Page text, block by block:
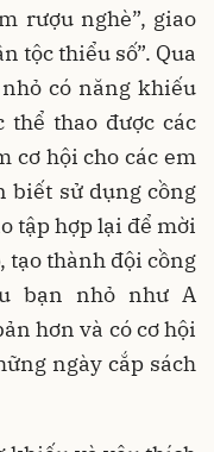
rượu nghè”, giao
tộc thiểu số”. Qua
có năng khiếu
thể thao được các
cơ hội cho các em
biết sử dụng cồng
tập hợp lại để mời
tạo thành đội cồng
bạn nhỏ như A
hơn và có cơ hội
ngày cắp sách